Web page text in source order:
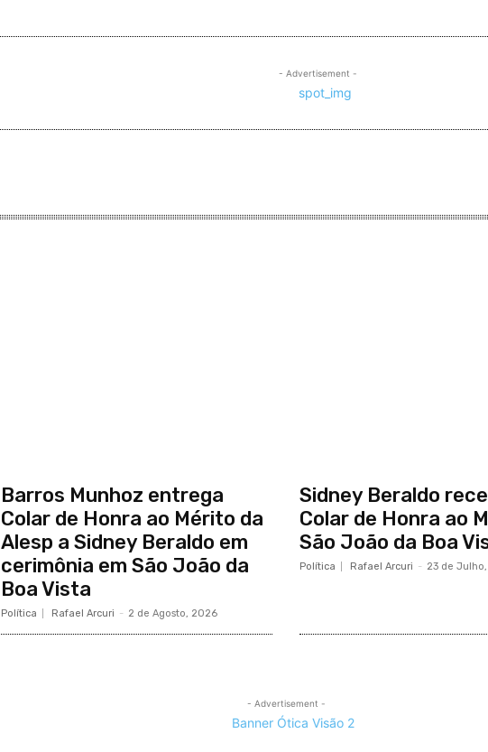
- Advertisement -
Barros Munhoz entrega
Colar de Honra ao Mérito da
Alesp a Sidney Beraldo em
cerimônia em São João da
Boa Vista
Política Rafael Arcuri - 2 de Agosto, 2026
Sidney Beraldo
Colar de Honra ao
São João da Boa
Política Rafael Arcuri - 23 de
- Advertisement -